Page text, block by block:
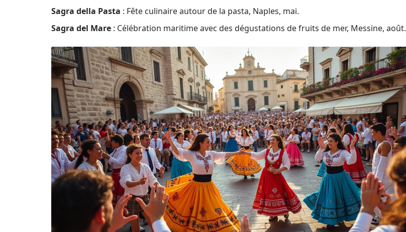
Sagra della Pasta : Fête culinaire autour de la pasta, Naples, mai.
Sagra del Mare : Célébration maritime avec des dégustations de fruits de mer, Messine, août.